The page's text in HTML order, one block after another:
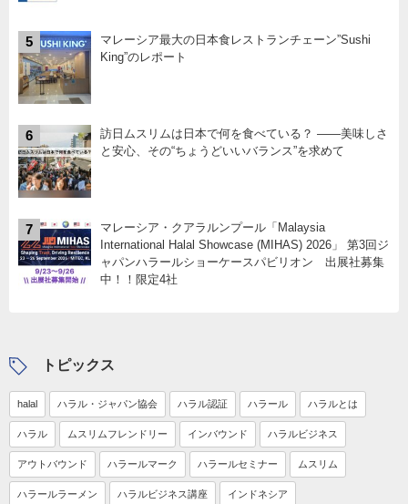
5
マレーシア最大の日本食レストランチェーン”Sushi
King”のレポート
6
訪日ムスリムは日本で何を食べている？ ――美味しさ
と安心、その“ちょうどいいバランス”を求めて
7
マレーシア・クアラルンプール「Malaysia
International Halal Showcase (MIHAS) 2026」 第3回ジ
ャパンハラールショーケースパビリオン 出展社募集
中！！限定4社
トピックス
halal ハラル・ジャパン協会 ハラル認証 ハラール ハラルとは
ハラル ムスリムフレンドリー インバウンド ハラルビジネス
アウトバウンド ハラールマーク ハラールセミナー ムスリム
ハラールラーメン ハラルビジネス講座 インドネシア